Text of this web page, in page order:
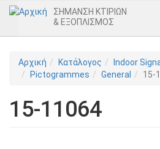
Παράκαμψη
περιεχόμενο
ΣΗΜΑΝΣΗ ΚΤΙΡΙΩΝ
& ΕΞΟΠΛΙΣΜΟΣ
Αρχική
Εσωτερική Σήμανση
Εισόδου
Αρχική Κατάλογος
Indoor
Pictogrammes
General 15-
15-11064